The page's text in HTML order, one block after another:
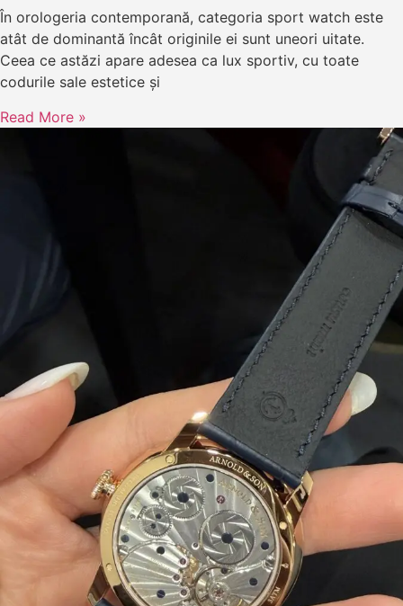
În orologeria contemporană, categoria sport watch este
atât de dominantă încât originile ei sunt uneori uitate.
Ceea ce astăzi apare adesea ca lux sportiv, cu toate
codurile sale estetice și
Read More »